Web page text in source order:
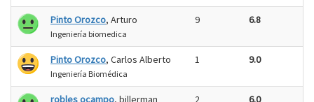
Pinto Orozco, Arturo
Ingeniería biomedica
9 6.8
Pinto Orozco, Carlos Alberto
Ingeniería Biomédica
1 9.0
robles ocampo, billerman 2 6.0